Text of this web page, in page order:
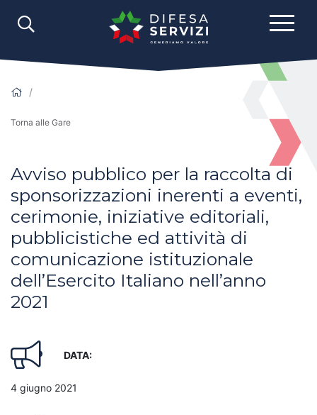
Torna alle Gare
Avviso pubblico per la raccolta di
sponsorizzazioni inerenti a eventi,
cerimonie, iniziative editoriali,
pubblicistiche ed attività di
comunicazione istituzionale
dell’Esercito Italiano nell’anno
2021
DATA:
4 giugno 2021